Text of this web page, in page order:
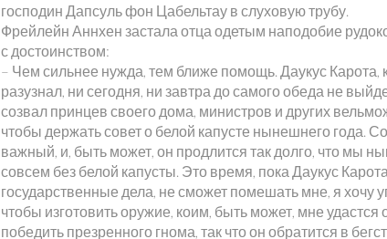
господин Дапсуль фон Цабельтау в слуховую трубу.
Фрейлейн Аннхен застала отца одетым наподобие
с достоинством:
– Чем сильнее нужда, тем ближе помощь. Даукус Карота,
разузнал, ни сегодня, ни завтра до самого обеда не
созвал принцев своего дома, министров и других
чтобы держать совет о белой капусте нынешнего года.
важный, и, быть может, он продлится так долго, что мы
совсем без белой капусты. Это время, пока Даукус
государственные дела, не сможет помешать мне, я хочу
чтобы изготовить оружие, коим, быть может, мне удастся
победить презренного гнома, так что он обратится в